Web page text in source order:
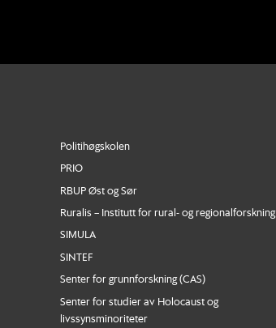
Politihøgskolen
PRIO
RBUP Øst og Sør
Ruralis – Institutt for rural- og regionalforskning
SIMULA
SINTEF
Senter for grunnforskning (CAS)
Senter for studier av Holocaust og
livssynsminoriteter